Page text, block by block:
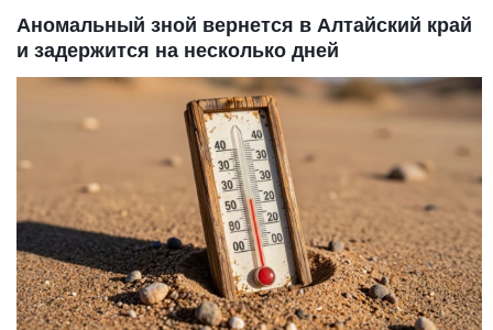
Аномальный зной вернется в Алтайский край
и задержится на несколько дней